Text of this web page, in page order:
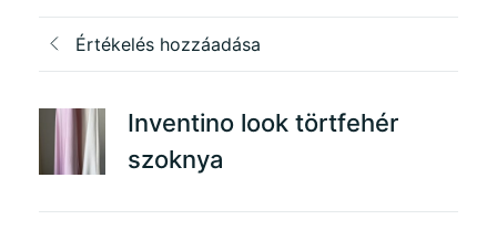
Értékelés hozzáadása
Inventino look törtfehér
szoknya